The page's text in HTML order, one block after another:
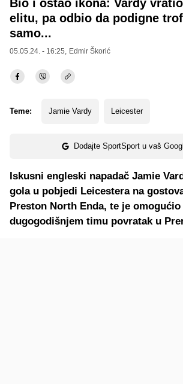
Bio i ostao ikona: Vardy
elitu, pa odbio da podigne
samo...
05.05.24. - 16:25, Edmir Škorić
Teme: Jamie Vardy Leicester
Dodajte SportSport u vaš
Iskusni engleski napadač Jamie
gola u pobjedi Leicestera na
Preston North Enda, te je omogućio
dugogodišnjem timu povratak u